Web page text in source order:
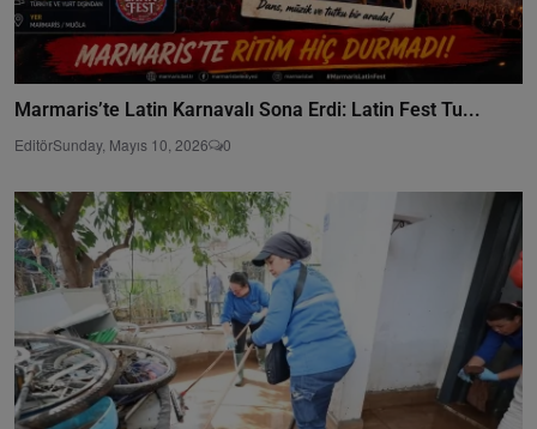
Marmaris’te Latin Karnavalı Sona Erdi: Latin Fest Tu...
EditörSunday, Mayıs 10, 2026 0